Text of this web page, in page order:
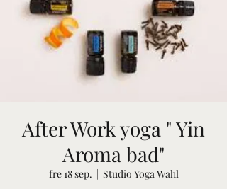
After Work yoga " Yin
Aroma bad"
fre 18 sep.
  |
Studio Yoga Wahl